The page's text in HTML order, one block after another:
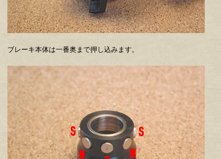
ブレーキ本体は一番奥まで押し込みます。